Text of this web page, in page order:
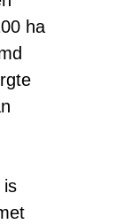
ha
is